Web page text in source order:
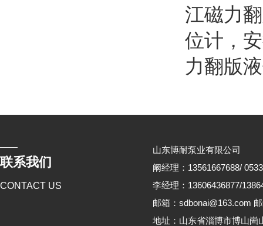
江磁力
位计 ，
力翻版
联系我们
CONTACT US
山东博耐泵业有限公司
阚经理：13561667688/
李经理：13606436877/
邮箱：sdbonai@163.com
地址：山东省淄博市博山崮